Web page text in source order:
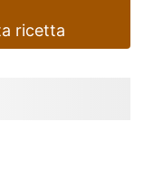
ricetta